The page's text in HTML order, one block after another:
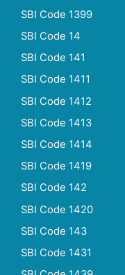
SBI Code 1399
SBI Code 14
SBI Code 141
SBI Code 1411
SBI Code 1412
SBI Code 1413
SBI Code 1414
SBI Code 1419
SBI Code 142
SBI Code 1420
SBI Code 143
SBI Code 1431